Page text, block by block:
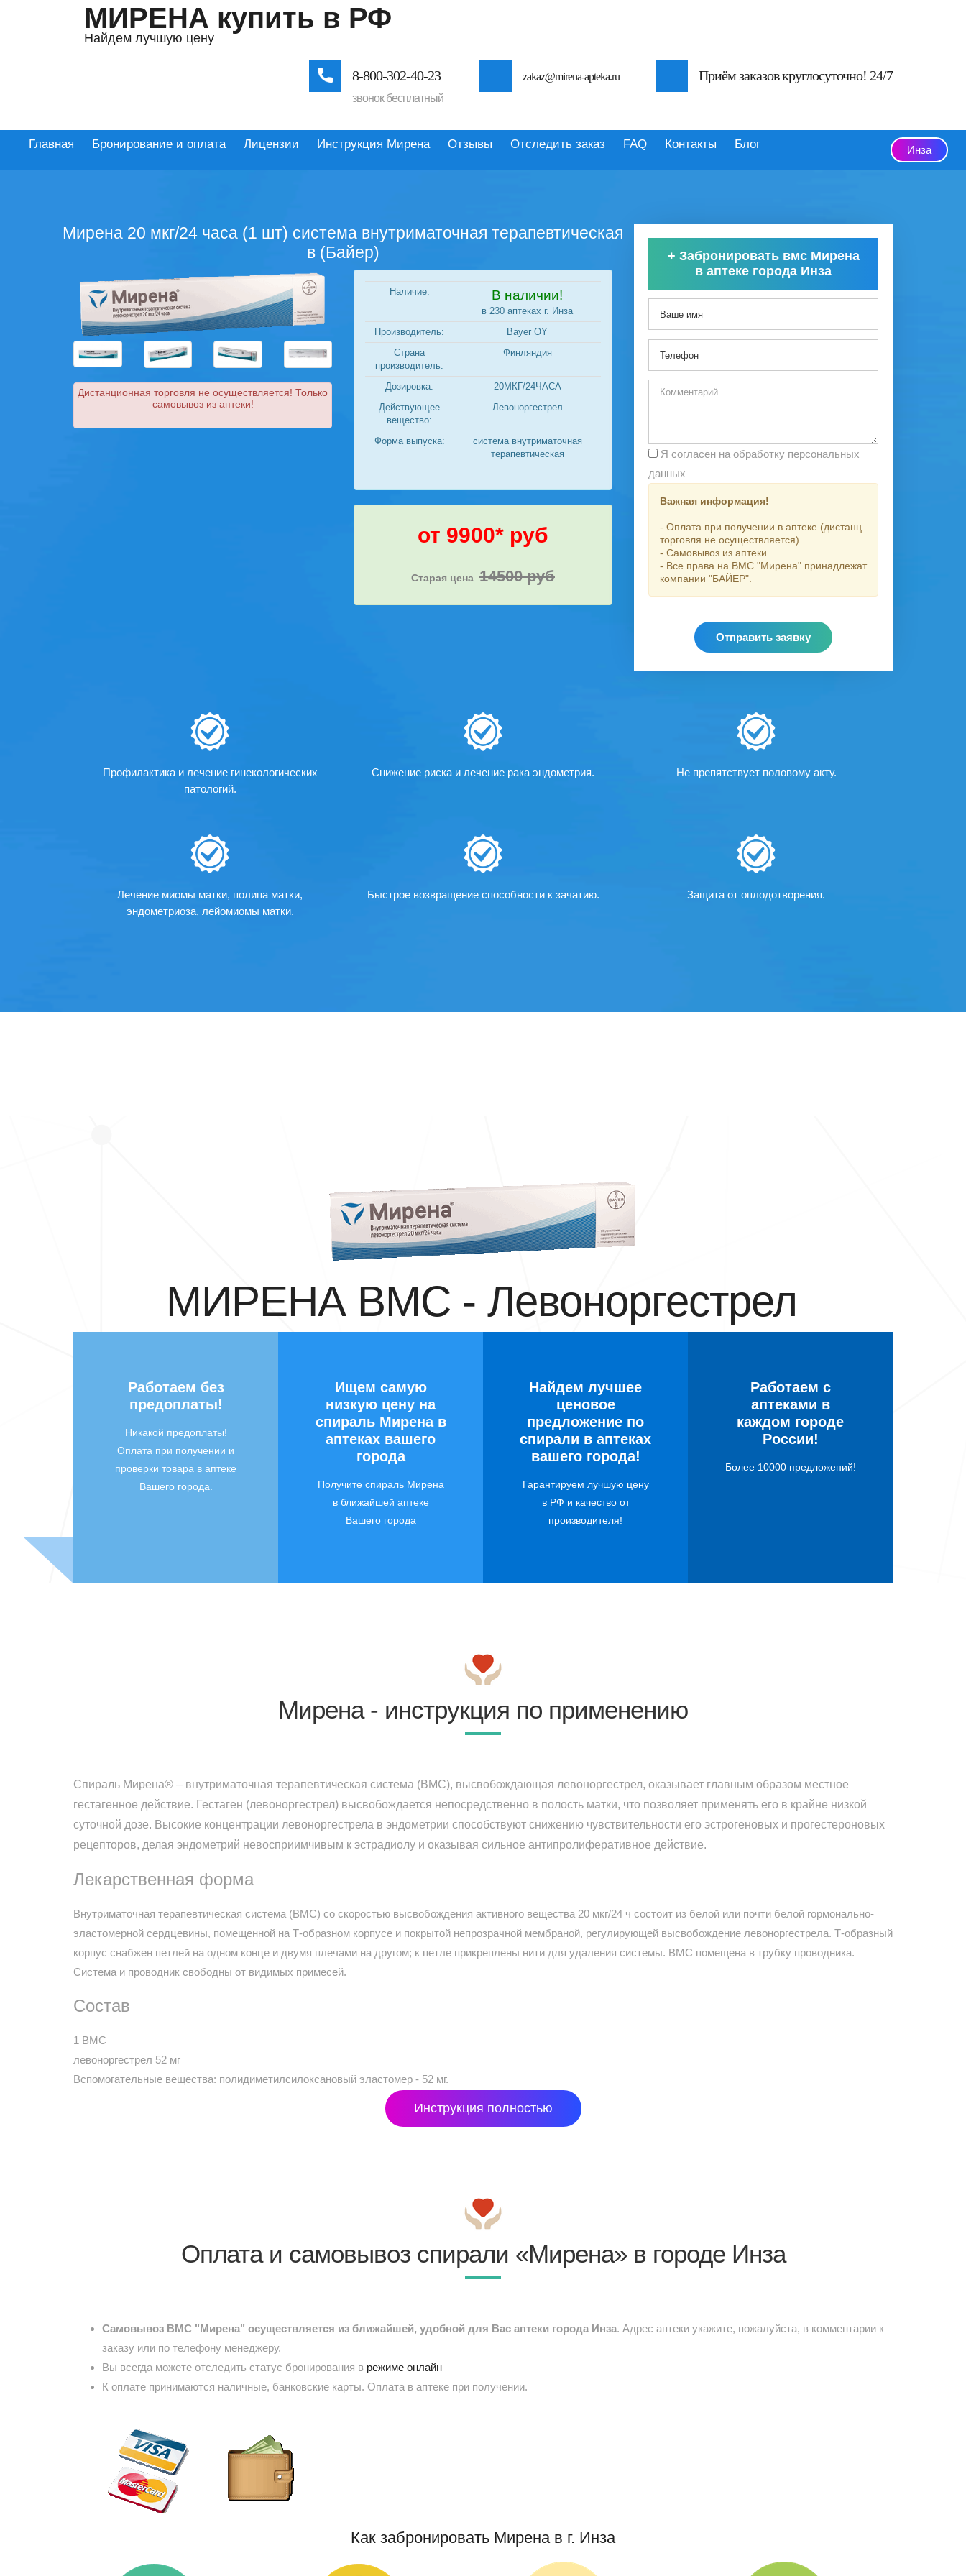
МИРЕНА купить в РФ
Найдем лучшую цену
8-800-302-40-23
звонок бесплатный
zakaz@mirena-apteka.ru Приём заказов круглосуточно! 24/7
Главная Бронирование и оплата Лицензии Инструкция Мирена Отзывы Отследить заказ FAQ Контакты Блог Инза
Мирена 20 мкг/24 часа (1 шт) система внутриматочная терапевтическая
в (Байер)
Дистанционная торговля не осуществляется! Только
самовывоз из аптеки!
Наличие: В наличии!
в 230 аптеках г. Инза
Производитель:
Bayer OY
Страна
производитель:
Финляндия
Дозировка:
20МКГ/24ЧАСА
Действующее
вещество:
Левоноргестрел
Форма выпуска:
система внутриматочная
терапевтическая
от 9900* руб
Старая цена 14500 руб
+ Забронировать вмс Мирена
в аптеке города Инза
данных
Важная информация!
- Оплата при получении в аптеке (дистанц.
торговля не осуществляется)
- Самовывоз из аптеки
- Все права на ВМС "Мирена" принадлежат
компании "БАЙЕР".
Отправить заявку
Профилактика и лечение гинекологических
патологий.
Снижение риска и лечение рака эндометрия. Не препятствует половому акту.
Лечение миомы матки, полипа матки,
эндометриоза, лейомиомы матки.
Быстрое возвращение способности к зачатию. Защита от оплодотворения.
МИРЕНА ВМС - Левоноргестрел
Работаем без
предоплаты!
Никакой предоплаты!
Оплата при получении и
проверки товара в аптеке
Вашего города.
Ищем самую
низкую цену на
спираль Мирена в
аптеках вашего
города
Получите спираль Мирена
в ближайшей аптеке
Вашего города
Найдем лучшее
ценовое
предложение по
спирали в аптеках
вашего города!
Гарантируем лучшую цену
в РФ и качество от
производителя!
Работаем с
аптеками в
каждом городе
России!
Более 10000 предложений!
Мирена - инструкция по применению
Спираль Мирена® – внутриматочная терапевтическая система (ВМС), высвобождающая левоноргестрел, оказывает главным образом местное
гестагенное действие. Гестаген (левоноргестрел) высвобождается непосредственно в полость матки, что позволяет применять его в крайне низкой
суточной дозе. Высокие концентрации левоноргестрела в эндометрии способствуют снижению чувствительности его эстрогеновых и прогестероновых
рецепторов, делая эндометрий невосприимчивым к эстрадиолу и оказывая сильное антипролиферативное действие.
Лекарственная форма
Внутриматочная терапевтическая система (ВМС) со скоростью высвобождения активного вещества 20 мкг/24 ч состоит из белой или почти белой гормонально-
эластомерной сердцевины, помещенной на Т-образном корпусе и покрытой непрозрачной мембраной, регулирующей высвобождение левоноргестрела. Т-образный
корпус снабжен петлей на одном конце и двумя плечами на другом; к петле прикреплены нити для удаления системы. ВМС помещена в трубку проводника.
Система и проводник свободны от видимых примесей.
Состав
1 ВМС
левоноргестрел 52 мг
Вспомогательные вещества: полидиметилсилоксановый эластомер - 52 мг.
Инструкция полностью
Оплата и самовывоз спирали «Мирена» в городе Инза
Самовывоз ВМС "Мирена" осуществляется из ближайшей, удобной для Вас аптеки города Инза. Адрес аптеки укажите, пожалуйста, в комментарии к
заказу или по телефону менеджеру.
Вы всегда можете отследить статус бронирования в режиме онлайн
К оплате принимаются наличные, банковские карты. Оплата в аптеке при получении.
Как забронировать Мирена в г. Инза